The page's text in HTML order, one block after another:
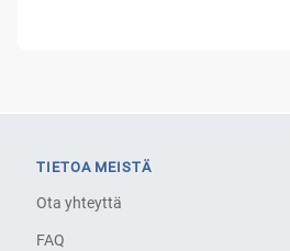
TIETOA MEISTÄ
Ota yhteyttä
FAQ